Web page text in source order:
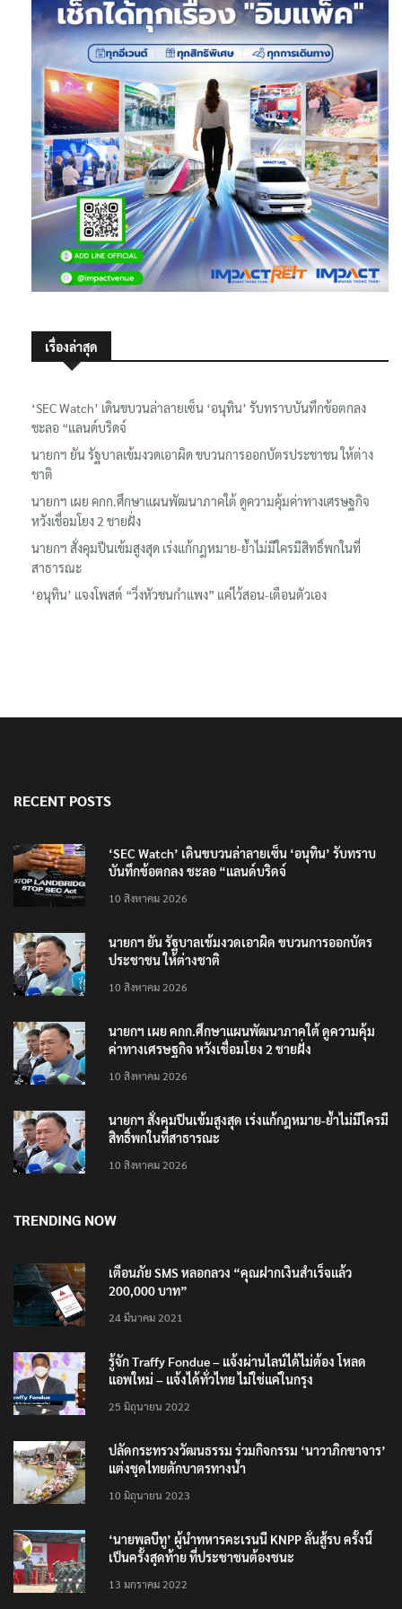
เรื่องล่าสุด
ชะลอ “แลนด์บริดจ์
นายกฯ ยัน รัฐบาลเข้มงวดเอาผิด ขบวนการออกบัตรประชาชน ให้ต่าง
ชาติ
นายกฯ เผย คกก.ศึกษาแผนพัฒนาภาคใต้ ดูความคุ้มค่าทางเศรษฐกิจ
หวังเชื่อมโยง 2 ชายฝั่ง
นายกฯ สั่งคุมปืนเข้มสูงสุด เร่งแก้กฎหมาย-ย้ำไม่มีใครมีสิทธิ์พกในที่
สาธารณะ
‘อนุทิน’ แจงโพสต์ “วิ่งหัวชนกำแพง” แค่ไว้สอน-เตือนตัวเอง
บันทึกข้อตกลง ชะลอ “แลนด์บริดจ์
10 สิงหาคม 2026
ประชาชน ให้ต่างชาติ
10 สิงหาคม 2026
ค่าทางเศรษฐกิจ หวังเชื่อมโยง 2 ชายฝั่ง
10 สิงหาคม 2026
สิทธิ์พกในที่สาธารณะ
10 สิงหาคม 2026
200,000 บาท”
24 มีนาคม 2021
แอพใหม่ – แจ้งได้ทั่วไทย ไม่ใช่แค่ในกรุง
25 มิถุนายน 2022
แต่งชุดไทยตักบาตรทางน้ำ
10 มิถุนายน 2023
เป็นครั้งสุดท้าย ที่ประชาชนต้องชนะ
13 มกราคม 2022